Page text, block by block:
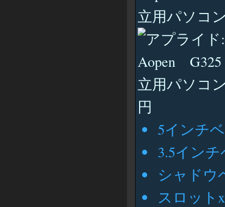
立用パソコ
立用パソコ
円
5インチ
3.5イン
シャドウ
スロット